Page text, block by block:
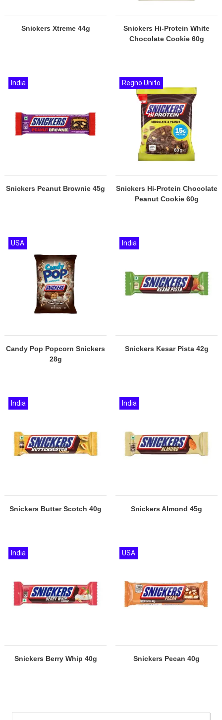
Snickers Xtreme 44g
Snickers Hi-Protein White
Chocolate Cookie 60g
Snickers Peanut Brownie 45g
India
Snickers Hi-Protein Chocolate
Peanut Cookie 60g
Regno Unito
Candy Pop Popcorn Snickers
28g
USA
Snickers Kesar Pista 42g
India
Snickers Butter Scotch 40g
India
Snickers Almond 45g
India
Snickers Berry Whip 40g
India
Snickers Pecan 40g
USA